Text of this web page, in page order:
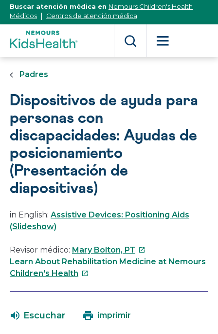
[Skip
Content]
Buscar atención médica en Nemours Children's Health
Médicos
Centros de atención médica
Padres
Dispositivos de ayuda para
personas con
discapacidades: Ayudas de
posicionamiento
(Presentación de
diapositivas)
in English: Assistive Devices: Positioning Aids
(Slideshow)
Revisor médico: Mary Bolton, PT Este
enlace
Learn About Rehabilitation Medicine at Nemours
Children's Health Este
en
Escuchar imprimir